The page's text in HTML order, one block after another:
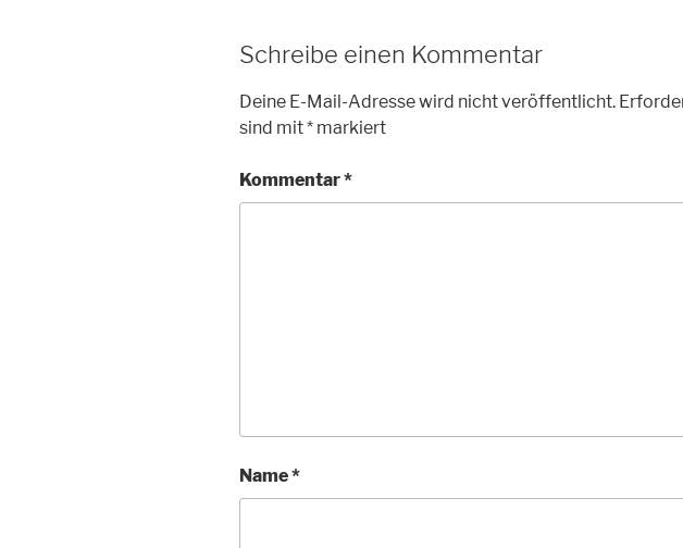
Schreibe einen Kommentar
Deine E-Mail-Adresse wird nicht veröffentlicht.
sind mit* markiert
Kommentar*
Name*